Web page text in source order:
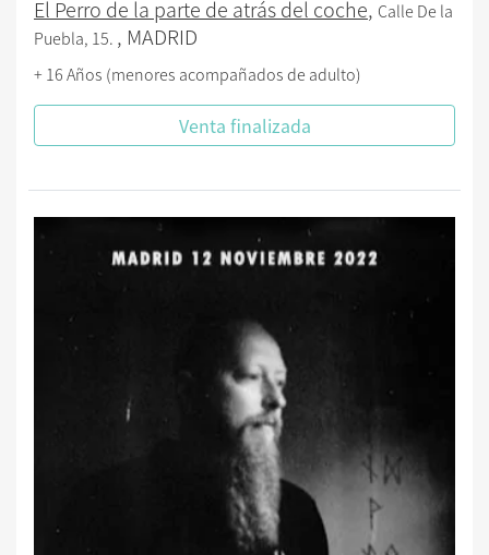
El Perro de la parte de atrás del coche, Calle De la
Puebla, 15. , MADRID
+ 16 Años (menores acompañados de adulto)
Venta finalizada